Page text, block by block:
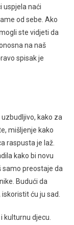
uspjela naći
od sebe. Ako
ste vidjeti da
na naš
spisak je
kako za
mišljenje kako
raspusta je laž.
kako bi novu
samo preostaje da
Budući da
ću ju sad.
kulturnu djecu.